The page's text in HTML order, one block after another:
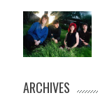
ARCHIVES